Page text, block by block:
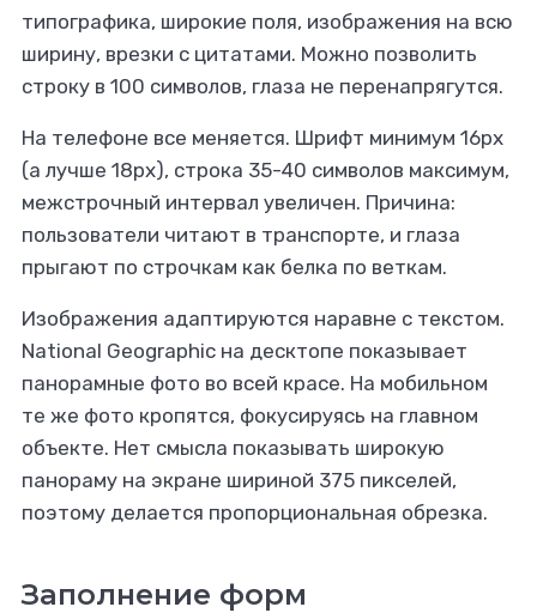
типографика, широкие поля, изображения на всю
ширину, врезки с цитатами. Можно позволить
строку в 100 символов, глаза не перенапрягутся.
На телефоне все меняется. Шрифт минимум 16px
(а лучше 18px), строка 35-40 символов максимум,
межстрочный интервал увеличен. Причина:
пользователи читают в транспорте, и глаза
прыгают по строчкам как белка по веткам.
Изображения адаптируются наравне с текстом.
National Geographic на десктопе показывает
панорамные фото во всей красе. На мобильном
те же фото кропятся, фокусируясь на главном
объекте. Нет смысла показывать широкую
панораму на экране шириной 375 пикселей,
поэтому делается пропорциональная обрезка.
Заполнение форм